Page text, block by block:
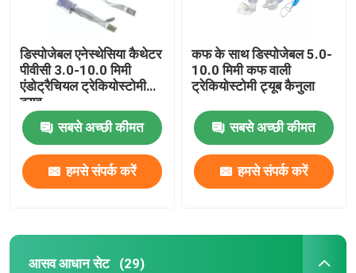
डिस्पोजेबल एनेस्थेसिया कैथेटर
पीवीसी 3.0-10.0 मिमी
एंडोट्रैचियल ट्रेकियोस्टोमी
ट्यूब
सबसे अच्छी कीमत
हमसे संपर्क करें
कफ के साथ डिस्पोजेबल 5.0-
10.0 मिमी कफ वाली
ट्रेकियोस्टोमी ट्यूब कैनुला
सबसे अच्छी कीमत
हमसे संपर्क करें
आसव आधान सेट (29)